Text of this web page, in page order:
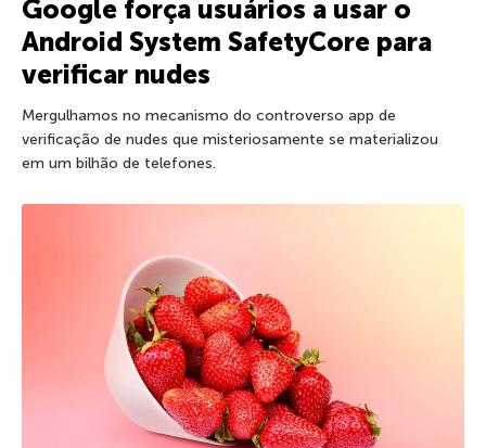
Google força usuários a usar o
Android System SafetyCore para
verificar nudes
Mergulhamos no mecanismo do controverso app de
verificação de nudes que misteriosamente se materializou
em um bilhão de telefones.